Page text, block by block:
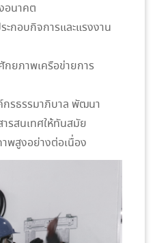
อนาคต
กอบกิจการและแรงงาน
ยภาพเครือข่ายการ
กรธรรมาภิบาล พัฒนา
ารสนเทศให้ทันสมัย
พสูงอย่างต่อเนื่อง